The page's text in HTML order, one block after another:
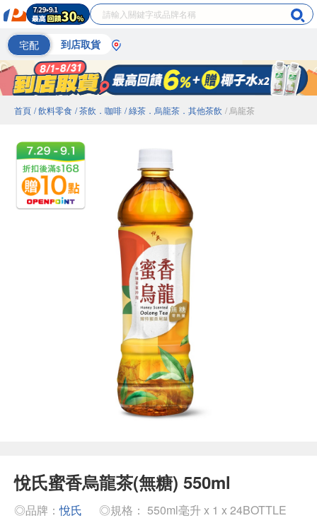
宅配 到店取貨
首頁 / 飲料零食 / 茶飲．咖啡 / 綠茶．烏龍茶．其他茶飲 / 烏龍茶
悅氏蜜香烏龍茶(無糖) 550ml
◎品牌：悅氏
◎規格： 550ml毫升 x 1 x 24BOTTLE